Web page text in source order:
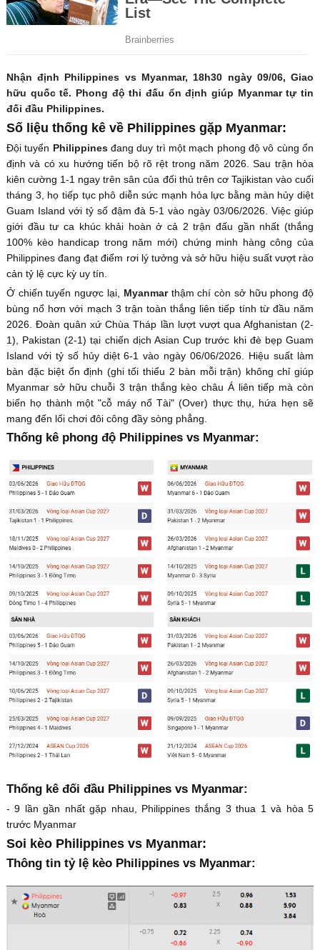
Nhận định Philippines vs Myanmar, 18h30 ngày 09/06, Giao
hữu quốc tế. Phong độ thi đấu ổn định giúp Myanmar tự tin
đối đầu Philippines.
Số liệu thống kê về Philippines gặp Myanmar:
Đội tuyển Philippinesđang duy trì một mạch phong độ vô cùng ổn
định và có xu hướng tiến bộ rõ rệt trong năm 2026. Sau trận hòa
kiên cường 1-1 ngay trên sân của đối thủ trên cơ Tajikistan vào cuối
tháng 3, họ tiếp tục phô diễn sức mạnh hỏa lực bằng màn hủy diệt
Guam Island với tỷ số đậm đà 5-1 vào ngày 03/06/2026. Việc giúp
giới đầu tư ca khúc khải hoàn ở cả 2 trận đấu gần nhất (thắng
100% kèo handicap trong năm mới) chứng minh hàng công của
Philippines đang đạt điểm rơi lý tưởng và sở hữu hiệu suất vượt rào
cản tỷ lệ cực kỳ uy tín.
Ở chiến tuyến ngược lại, Myanmarthậm chí còn sở hữu phong độ
bùng nổ hơn với mạch 3 trận toàn thắng liên tiếp tính từ đầu năm
2026. Đoàn quân xứ Chùa Tháp lần lượt vượt qua Afghanistan (2-
1), Pakistan (2-1) tại chiến dịch Asian Cup trước khi đè bẹp Guam
Island với tỷ số hủy diệt 6-1 vào ngày 06/06/2026. Hiệu suất làm
bàn đặc biệt ổn định (ghi tối thiểu 2 bàn mỗi trận) không chỉ giúp
Myanmar sở hữu chuỗi 3 trận thắng kèo châu Á liên tiếp mà còn
biến họ thành một "cỗ máy nổ Tài" (Over) thực thụ, hứa hẹn sẽ
mang đến lối chơi đôi công đầy sòng phẳng.
Thống kê phong độ Philippines vs Myanmar:
Thống kê đối đầu Philippines vs Myanmar:
- 9 lần gần nhất gặp nhau, Philippines thắng 3 thua 1 và hòa 5
trước Myanmar
Soi kèo Philippines vs Myanmar:
Thông tin tỷ lệ kèo Philippines vs Myanmar: